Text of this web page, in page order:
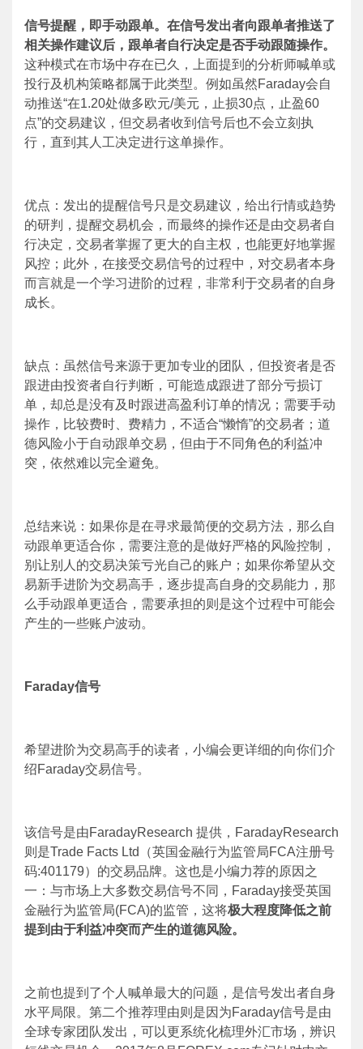
信号提醒，即手动跟单。在信号发出者向跟单者推送了
相关操作建议后，跟单者自行决定是否手动跟随操作。
这种模式在市场中存在已久，上面提到的分析师喊单或
投行及机构策略都属于此类型。例如虽然Faraday会自
动推送“在1.20处做多欧元/美元，止损30点，止盈60
点”的交易建议，但交易者收到信号后也不会立刻执
行，直到其人工决定进行这单操作。
优点：发出的提醒信号只是交易建议，给出行情或趋势
的研判，提醒交易机会，而最终的操作还是由交易者自
行决定，交易者掌握了更大的自主权，也能更好地掌握
风控；此外，在接受交易信号的过程中，对交易者本身
而言就是一个学习进阶的过程，非常利于交易者的自身
成长。
缺点：虽然信号来源于更加专业的团队，但投资者是否
跟进由投资者自行判断，可能造成跟进了部分亏损订
单，却总是没有及时跟进高盈利订单的情况；需要手动
操作，比较费时、费精力，不适合“懒惰”的交易者；道
德风险小于自动跟单交易，但由于不同角色的利益冲
突，依然难以完全避免。
总结来说：如果你是在寻求最简便的交易方法，那么自
动跟单更适合你，需要注意的是做好严格的风险控制，
别让别人的交易决策亏光自己的账户；如果你希望从交
易新手进阶为交易高手，逐步提高自身的交易能力，那
么手动跟单更适合，需要承担的则是这个过程中可能会
产生的一些账户波动。
Faraday信号
希望进阶为交易高手的读者，小编会更详细的向你们介
绍Faraday交易信号。
该信号是由FaradayResearch 提供， FaradayResearch
则是Trade Facts Ltd （英国金融行为监管局FCA注册号
码:401179）的交易品牌。这也是小编力荐的原因之
一：与市场上大多数交易信号不同， Faraday接受英国
金融行为监管局(FCA)的监管，这将极大程度降低之前
提到由于利益冲突而产生的道德风险。
之前也提到了个人喊单最大的问题，是信号发出者自身
水平局限。第二个推荐理由则是因为Faraday信号是由
全球专家团队发出，可以更系统化梳理外汇市场，辨识